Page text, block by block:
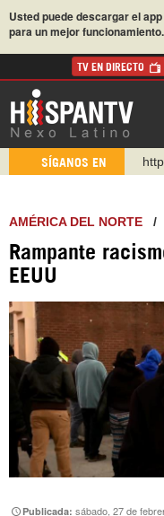
Usted puede descargar el
para un mejor funcionamiento.
TV EN DIRECTO
SÍGANOS EN
AMÉRICA DEL NORTE /
Rampante
EEUU
Publicada:sábado, 27 de